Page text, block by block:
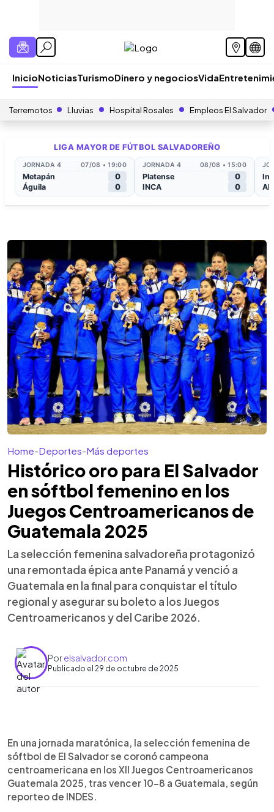
InicioNoticiasTurismoDinero y negociosVida
Terremotos Lluvias Hospital Rosales Empleos El Salvador
Home-Deportes-Más deportes
Histórico oro para El Salvador
en sóftbol femenino en los
Juegos Centroamericanos de
Guatemala 2025
La selección femenina salvadoreña protagonizó
una remontada épica ante Panamá y venció a
Guatemala en la final para conquistar el título
regional y asegurar su boleto a los Juegos
Centroamericanos y del Caribe 2026.
Porelsalvador.com
Publicado el 29 de octubre de 2025
► Escuchar artículo
El Salvador se coronó campeón centroamericano
de sóftbol femenino en los XII Juegos
Centroamericanos Guatemala 2025 tras vencer
10-8 a las anfitrionas en una final emocionante. El
equipo, que había caído ante Guatemala en
En una jornada maratónica, la selección femenina de
sóftbol de El Salvador se coronó campeona
centroamericana en los XII Juegos Centroamericanos
Guatemala 2025, tras vencer 10-8 a Guatemala, según
reporteo de INDES.